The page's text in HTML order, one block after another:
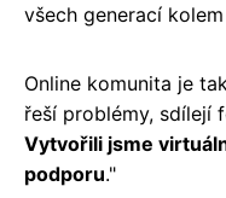
všech generací
Online komunita je
řeší problémy, sdílejí
Vytvořili jsme
podporu."